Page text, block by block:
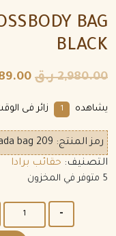
BAG
BLACK
2,980.00 ر.ق
يشاهده 1 زائر فى
رمز المنتج: bag 209
التصنيف: حقائب برادا
5 متوفر في المخزون